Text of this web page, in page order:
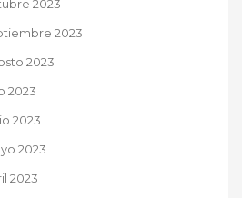
2023
2023
2023
2023
2023
2023
2023